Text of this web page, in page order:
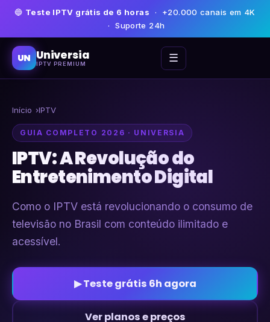
🔵 Teste IPTV grátis de 6 horas · +20.000 canais em 4K
· Suporte 24h
UN Universia
IPTV PREMIUM ☰
Início IPTV
GUIA COMPLETO 2026 · UNIVERSIA
IPTV: A Revolução do
Entretenimento Digital
Como o IPTV está revolucionando o consumo de
televisão no Brasil com conteúdo ilimitado e
acessível.
▶ Teste grátis 6h agora
Ver planos e preços